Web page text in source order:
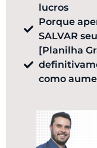
lucros
Porque
SALVAR
[Planilha
como